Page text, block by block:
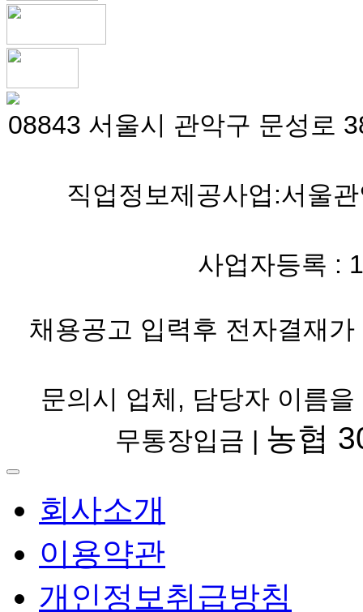
08843 서울시 관악구 문성로
직업정보제공사업:서울
사업자등록 :
채용공고 입력후 전자결재
문의시 업체, 담당자 이름
무통장입금 | 농협
회사소개
이용약관
개인정보취급방침